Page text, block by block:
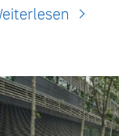
Mehr erfahren
Leasing